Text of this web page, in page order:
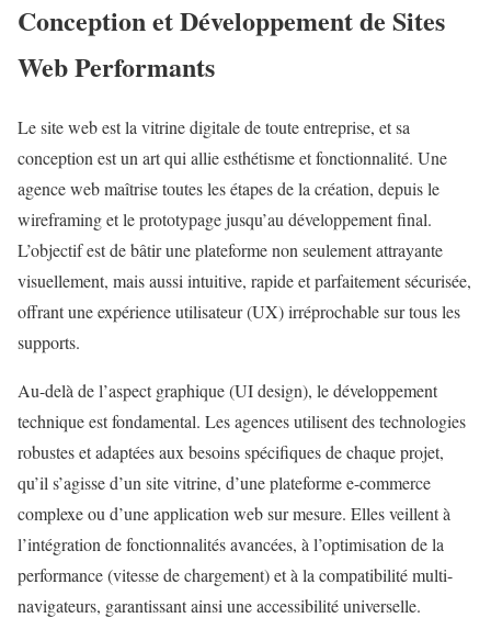
Conception et Développement de Sites
Web Performants
Le site web est la vitrine digitale de toute entreprise, et sa
conception est un art qui allie esthétisme et fonctionnalité. Une
agence web maîtrise toutes les étapes de la création, depuis le
wireframing et le prototypage jusqu’au développement final.
L’objectif est de bâtir une plateforme non seulement attrayante
visuellement, mais aussi intuitive, rapide et parfaitement sécurisée,
offrant une expérience utilisateur (UX) irréprochable sur tous les
supports.
Au-delà de l’aspect graphique (UI design), le développement
technique est fondamental. Les agences utilisent des technologies
robustes et adaptées aux besoins spécifiques de chaque projet,
qu’il s’agisse d’un site vitrine, d’une plateforme e-commerce
complexe ou d’une application web sur mesure. Elles veillent à
l’intégration de fonctionnalités avancées, à l’optimisation de la
performance (vitesse de chargement) et à la compatibilité multi-
navigateurs, garantissant ainsi une accessibilité universelle.